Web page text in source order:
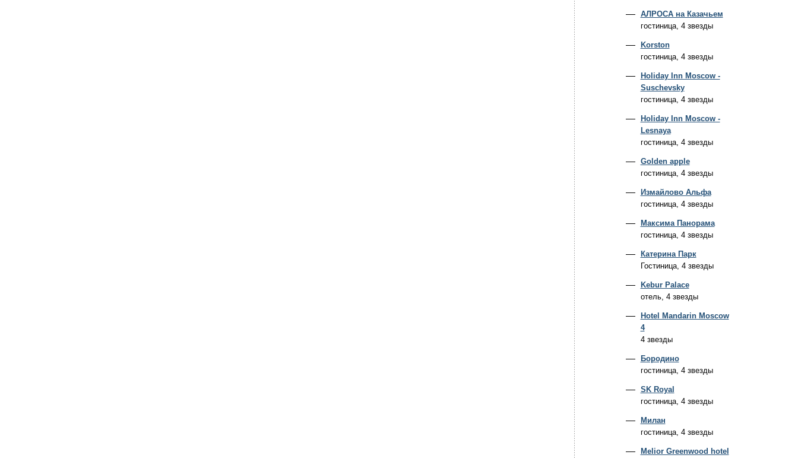
АЛРОСА на Казачьем
гостиница, 4 звезды
Korston
гостиница, 4 звезды
Holiday Inn Moscow -
Suschevsky
гостиница, 4 звезды
Holiday Inn Moscow -
Lesnaya
гостиница, 4 звезды
Golden apple
гостиница, 4 звезды
Измайлово Альфа
гостиница, 4 звезды
Максима Панорама
гостиница, 4 звезды
Катерина Парк
Гостиница, 4 звезды
Kebur Palace
отель, 4 звезды
Hotel Mandarin Moscow
4
4 звезды
Бородино
гостиница, 4 звезды
SK Royal
гостиница, 4 звезды
Милан
гостиница, 4 звезды
Melior Greenwood hotel